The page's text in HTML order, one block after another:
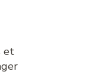
et